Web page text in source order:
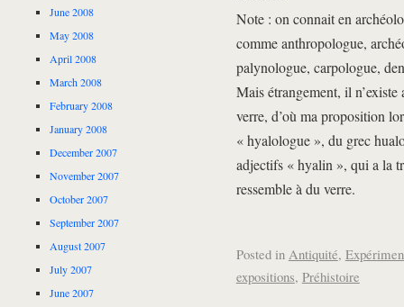
Note : on connait en
comme anthropologue,
palynologue, carpologue,
Mais étrangement, il
verre, d’où ma proposition
« hyalologue », du grec
adjectifs « hyalin », qui a la
ressemble à du verre.
Posted in Antiquité,
expositions, Préhistoire
June 2008
May 2008
April 2008
March 2008
February 2008
January 2008
December 2007
November 2007
October 2007
September 2007
August 2007
July 2007
June 2007